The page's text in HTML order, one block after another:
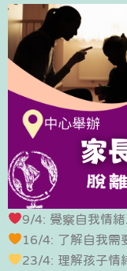
9/4: 覺察自我情
16/4: 了解自我需
23/4: 理解孩子情